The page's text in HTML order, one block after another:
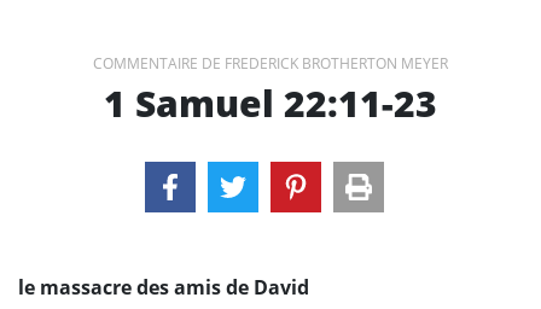
COMMENTAIRE DE FREDERICK BROTHERTON MEYER
1 Samuel 22:11-23
le massacre des amis de David